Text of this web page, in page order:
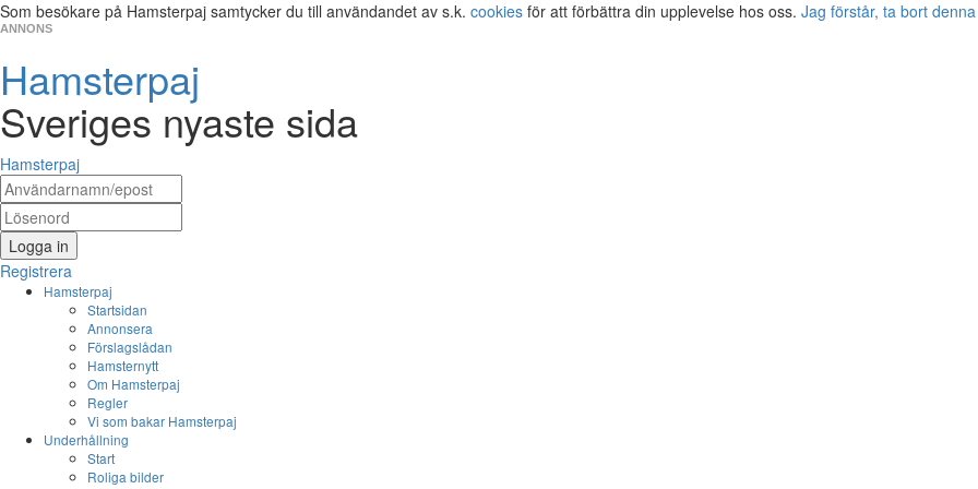
Som besökare på Hamsterpaj samtycker du till användandet av s.k. cookies för att förbättra din upplevelse hos oss. Jag förstår, ta bort
ANNONS
Hamsterpaj
Sveriges nyaste sida
Hamsterpaj
Logga in
Registrera
Hamsterpaj
Startsidan
Annonsera
Förslagslådan
Hamsternytt
Om Hamsterpaj
Regler
Vi som bakar Hamsterpaj
Underhållning
Start
Roliga bilder